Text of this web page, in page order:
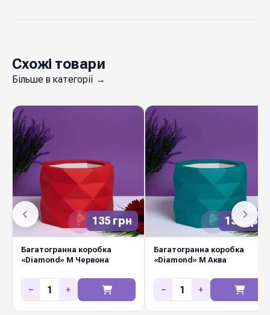
Схожі товари
Більше в категорії →
135 грн
Багатогранна коробка
«Diamond» M Червона
− +
135 грн
Багатогранна коробка
«Diamond» M Аква
− +